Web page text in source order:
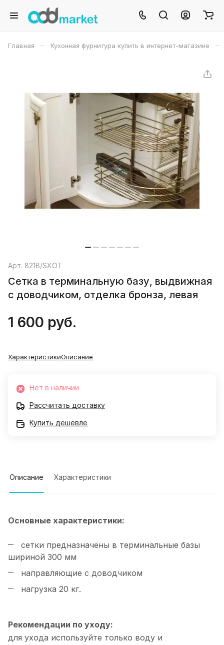
Главная – Кухонная фурнитура купить в интернет-магазине –
Арт. 821B/SXOT
Сетка в терминальную базу, выдвижная
с доводчиком, отделка бронза, левая
1 600 руб.
ХарактеристикиОписание
Нет в наличии
Рассчитать доставку
Купить дешевле
Описание Характеристики
Основные характеристики:
сетки предназначены в терминальные базы
шириной 300 мм
направляющие с доводчиком
нагрузка 20 кг.
Рекомендации по уходу:
для ухода используйте только воду и